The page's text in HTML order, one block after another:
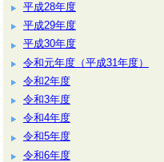
平成28年度
平成29年度
平成30年度
令和元年度（平成31年度）
令和2年度
令和3年度
令和4年度
令和5年度
令和6年度